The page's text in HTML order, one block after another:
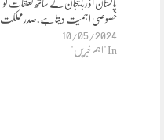
پاکستان آذربائیجان کے ساتھ تعلقات کو
خصوصی اہمیت دیتا ہے،صدر مملکت
10/05/2024
In "اہم خبریں"